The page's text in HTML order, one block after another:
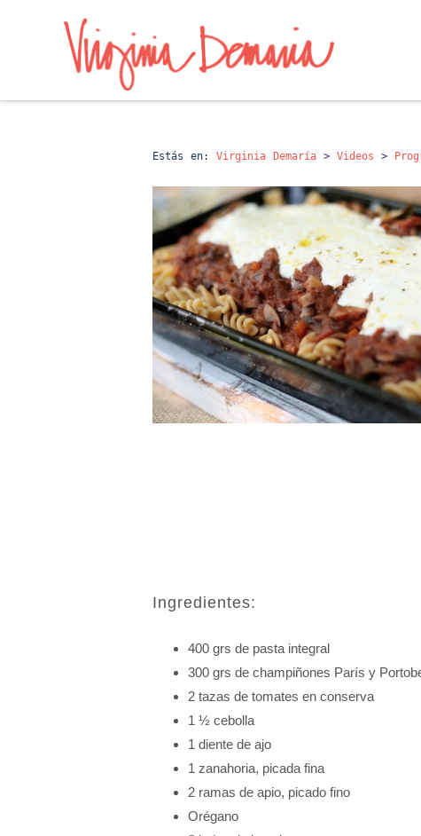
Estás en: Virginia Demaría > Videos >
Ingredientes:
400 grs de pasta integral
300 grs de champiñones París y
2 tazas de tomates en conserva
1 ½ cebolla
1 diente de ajo
1 zanahoria, picada fina
2 ramas de apio, picado fino
Orégano